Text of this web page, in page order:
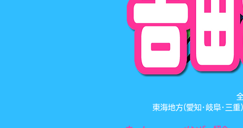
東海地方(愛知･岐阜･三